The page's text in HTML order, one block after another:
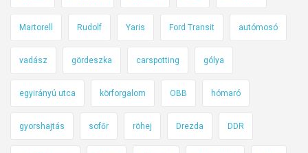
u
t
c
v
a
l
p
Martorell Rudolf Yaris Ford Transit autómosó
vadász gördeszka carspotting gólya
egyirányú utca körforgalom OBB hómaró
gyorshajtás sofőr röhej Drezda DDR